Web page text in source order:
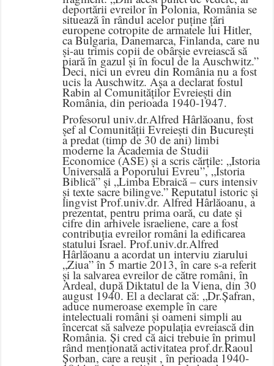
deportării evreilor în Polonia, România se
situează în rândul acelor puține țări
europene cotropite de armatele lui Hitler,
ca Bulgaria, Danemarca, Finlanda, care nu
și-au trimis copii de obârșie evreiască să
piară în gazul și în focul de la Auschwitz.”
Deci, nici un evreu din România nu a fost
ucis la Auschwitz. Așa a declarat fostul
Rabin al Comunităților Evreiești din
România, din perioada 1940-1947.
Profesorul univ.dr.Alfred Hârlăoanu, fost
șef al Comunității Evreiești din București
a predat (timp de 30 de ani) limbi
moderne la Academia de Studii
Economice (ASE) și a scris cărțile: „Istoria
Universală a Poporului Evreu”, „Istoria
Biblică” și „Limba Ebraică – curs intensiv
și texte sacre bilingve.” Reputatul istoric și
lingvist Prof.univ.dr. Alfred Hârlăoanu, a
prezentat, pentru prima oară, cu date și
cifre din arhivele israeliene, care a fost
contribuția evreilor români la edificarea
statului Israel. Prof.univ.dr.Alfred
Hârlăoanu a acordat un interviu ziarului
„Ziua” în 5 martie 2013, în care s-a referit
și la salvarea evreilor de către români, în
Ardeal, după Diktatul de la Viena, din 30
august 1940. El a declarat că: „Dr.Șafran,
aduce numeroase exemple în care
intelectuali români și oameni simpli au
încercat să salveze populația evreiască din
România. Și cred că aici trebuie în primul
rând menționată activitatea prof.dr.Raoul
Șorban, care a reușit , în perioada 1940-